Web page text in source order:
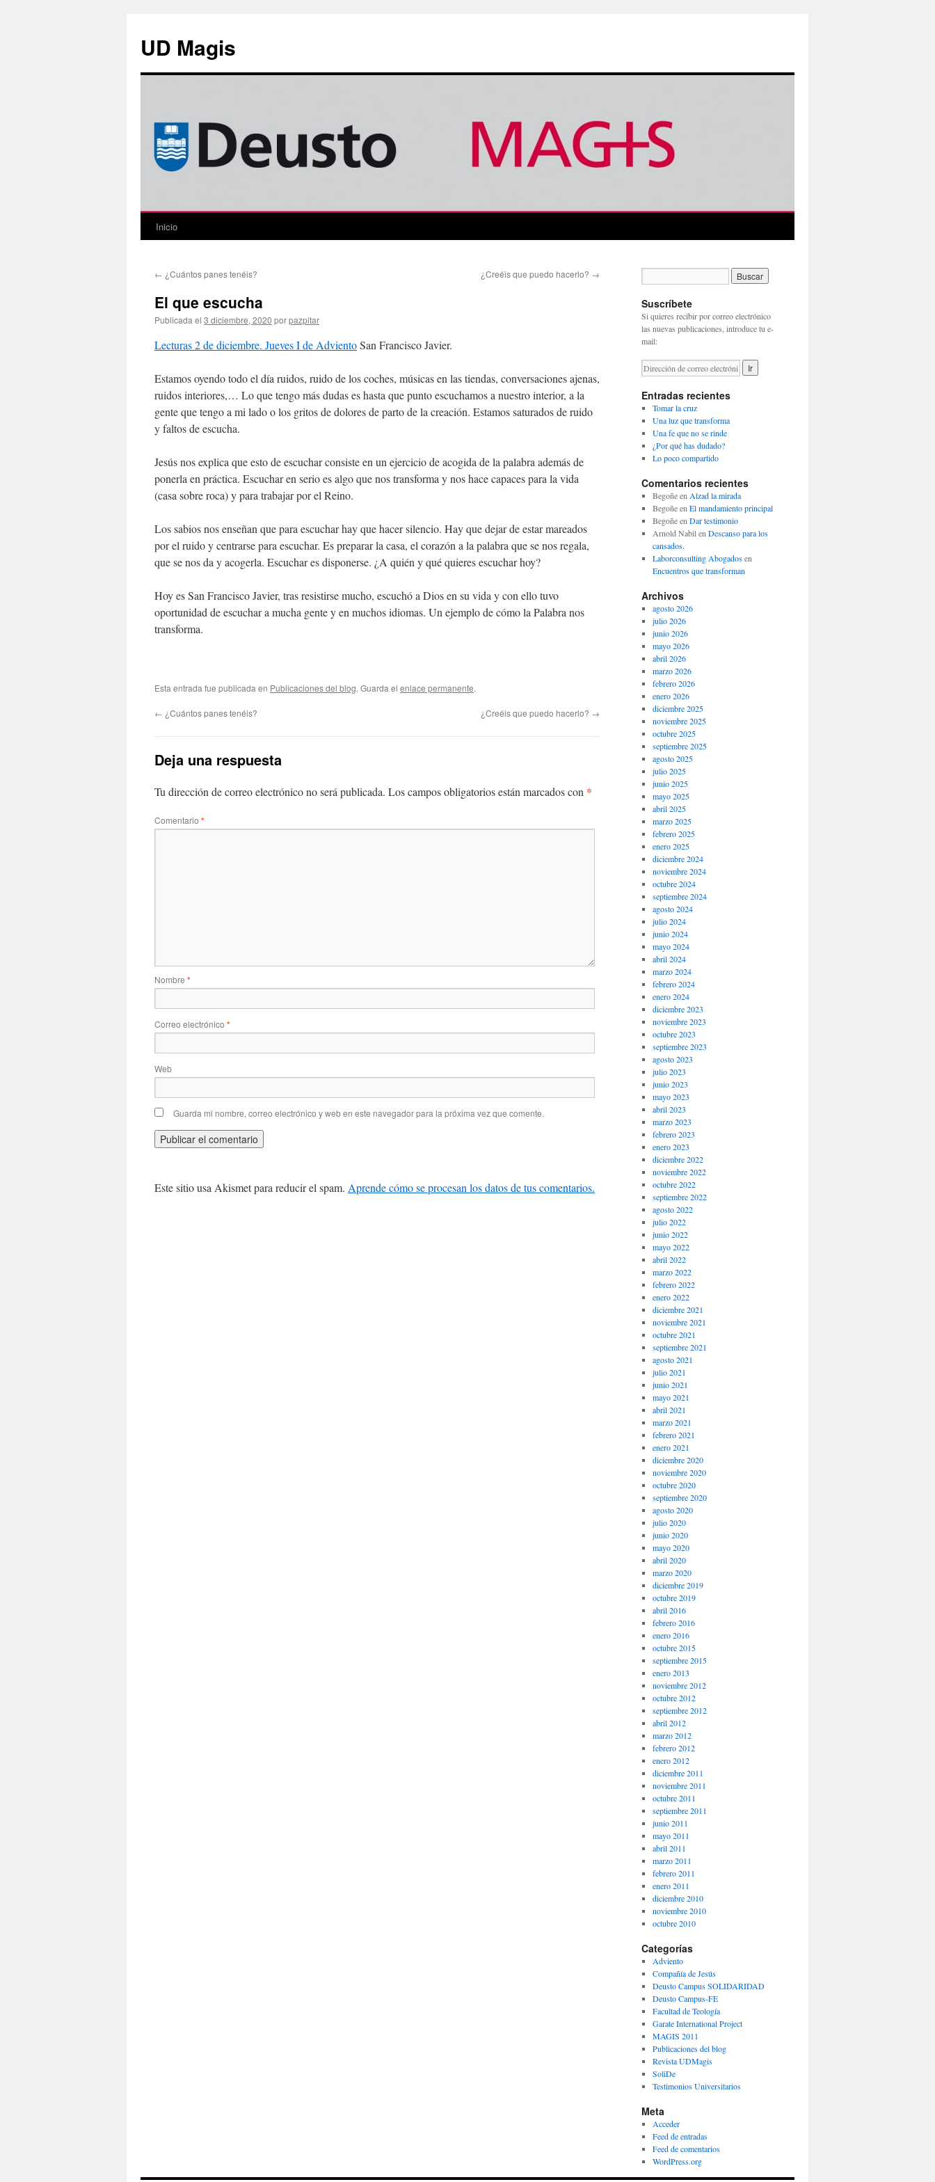
contenido
UD Magis
Inicio
← ¿Cuántos panes tenéis? ¿Creéis que puedo hacerlo? →
El que escucha
Publicada el 3 diciembre, 2020 porpazpitar
Lecturas 2 de diciembre. Jueves I de AdvientoSan Francisco Javier.
Estamos oyendo todo el día ruidos, ruido de los coches, músicas en las tiendas, conversaciones ajenas,
ruidos interiores,… Lo que tengo más dudas es hasta que punto escuchamos a nuestro interior, a la
gente que tengo a mi lado o los gritos de dolores de parto de la creación. Estamos saturados de ruido
y faltos de escucha.
Jesús nos explica que esto de escuchar consiste en un ejercicio de acogida de la palabra además de
ponerla en práctica. Escuchar en serio es algo que nos transforma y nos hace capaces para la vida
(casa sobre roca) y para trabajar por el Reino.
Los sabios nos enseñan que para escuchar hay que hacer silencio. Hay que dejar de estar mareados
por el ruido y centrarse para escuchar. Es preparar la casa, el corazón a la palabra que se nos regala,
que se nos da y acogerla. Escuchar es disponerse. ¿A quién y qué quieres escuchar hoy?
Hoy es San Francisco Javier, tras resistirse mucho, escuchó a Dios en su vida y con ello tuvo
oportunidad de escuchar a mucha gente y en muchos idiomas. Un ejemplo de cómo la Palabra nos
transforma.
Esta entrada fue publicada en Publicaciones del blog. Guarda el enlace permanente.
← ¿Cuántos panes tenéis? ¿Creéis que puedo hacerlo? →
Deja una respuesta
Tu dirección de correo electrónico no será publicada. Los campos obligatorios están marcados con *
Comentario *
Nombre *
Correo electrónico *
Web
Guarda mi nombre, correo electrónico y web en este navegador para la próxima vez que comente.
Este sitio usa Akismet para reducir el spam. Aprende cómo se procesan los datos de tus comentarios.
Suscríbete
Si quieres recibir por correo electrónico
las nuevas publicaciones, introduce tu e-
mail:
Entradas recientes
Tomar la cruz
Una luz que transforma
Una fe que no se rinde
¿Por qué has dudado?
Lo poco compartido
Comentarios recientes
Begoñeen Alzad la mirada
Begoñeen El mandamiento principal
Begoñeen Dar testimonio
Arnold Nabilen Descanso para los
cansados.
Laborconsulting Abogadosen
Encuentros que transforman
Archivos
agosto 2026
julio 2026
junio 2026
mayo 2026
abril 2026
marzo 2026
febrero 2026
enero 2026
diciembre 2025
noviembre 2025
octubre 2025
septiembre 2025
agosto 2025
julio 2025
junio 2025
mayo 2025
abril 2025
marzo 2025
febrero 2025
enero 2025
diciembre 2024
noviembre 2024
octubre 2024
septiembre 2024
agosto 2024
julio 2024
junio 2024
mayo 2024
abril 2024
marzo 2024
febrero 2024
enero 2024
diciembre 2023
noviembre 2023
octubre 2023
septiembre 2023
agosto 2023
julio 2023
junio 2023
mayo 2023
abril 2023
marzo 2023
febrero 2023
enero 2023
diciembre 2022
noviembre 2022
octubre 2022
septiembre 2022
agosto 2022
julio 2022
junio 2022
mayo 2022
abril 2022
marzo 2022
febrero 2022
enero 2022
diciembre 2021
noviembre 2021
octubre 2021
septiembre 2021
agosto 2021
julio 2021
junio 2021
mayo 2021
abril 2021
marzo 2021
febrero 2021
enero 2021
diciembre 2020
noviembre 2020
octubre 2020
septiembre 2020
agosto 2020
julio 2020
junio 2020
mayo 2020
abril 2020
marzo 2020
diciembre 2019
octubre 2019
abril 2016
febrero 2016
enero 2016
octubre 2015
septiembre 2015
enero 2013
noviembre 2012
octubre 2012
septiembre 2012
abril 2012
marzo 2012
febrero 2012
enero 2012
diciembre 2011
noviembre 2011
octubre 2011
septiembre 2011
junio 2011
mayo 2011
abril 2011
marzo 2011
febrero 2011
enero 2011
diciembre 2010
noviembre 2010
octubre 2010
Categorías
Adviento
Compañía de Jesús
Deusto Campus SOLIDARIDAD
Deusto Campus-FE
Facultad de Teología
Garate International Project
MAGIS 2011
Publicaciones del blog
Revista UDMagis
SoliDe
Testimonios Universitarios
Meta
Acceder
Feed de entradas
Feed de comentarios
WordPress.org